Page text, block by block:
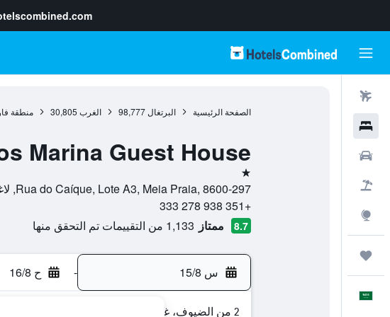
الصفحة الرئيسية البرتغال 98,777 الغرب 30,805 منطقة
Marina Guest House
نجمة واحدة
Rua do Caíque, Lote A3, Meia Praia, 8600-297, لاغوس (البرتغال), منطقة فارو, البرتغال
+351 938 278 333
8.7 ممتاز 1,133 من التقييمات تم التحقق منها
س 15/8 - ح 16/8
2 من الضيوف، غرفة واحدة